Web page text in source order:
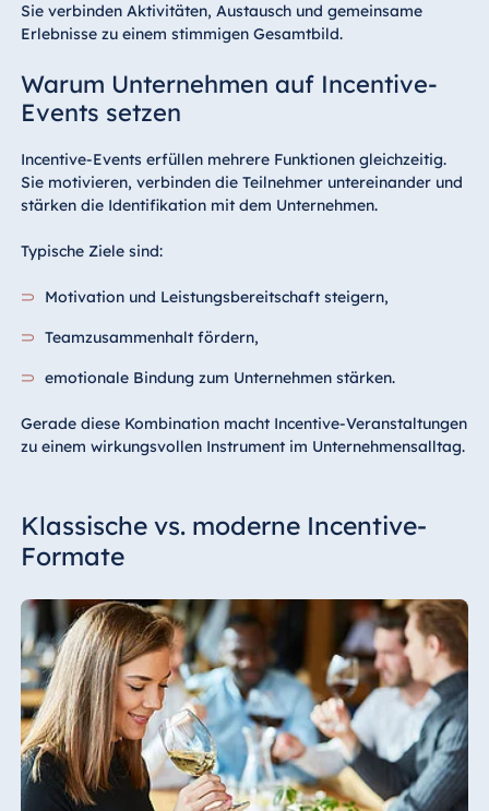
Sie verbinden Aktivitäten, Austausch und gemeinsame
Erlebnisse zu einem stimmigen Gesamtbild.
Warum Unternehmen auf Incentive-
Events setzen
Incentive-Events erfüllen mehrere Funktionen gleichzeitig.
Sie motivieren, verbinden die Teilnehmer untereinander und
stärken die Identifikation mit dem Unternehmen.
Typische Ziele sind:
Motivation und Leistungsbereitschaft steigern,
Teamzusammenhalt fördern,
emotionale Bindung zum Unternehmen stärken.
Gerade diese Kombination macht Incentive-Veranstaltungen
zu einem wirkungsvollen Instrument im Unternehmensalltag.
Klassische vs. moderne Incentive-
Formate